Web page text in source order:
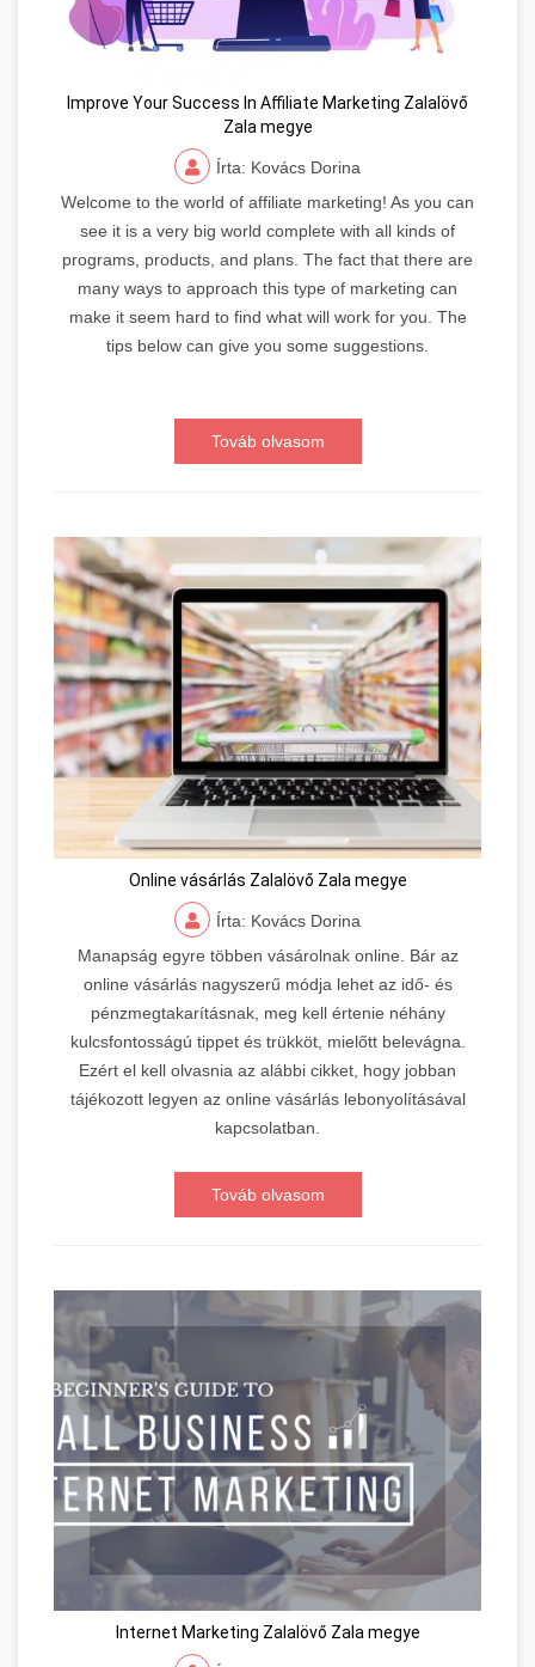
Improve Your Success In Affiliate Marketing Zalalövő
Zala megye
Írta: Kovács Dorina
Welcome to the world of affiliate marketing! As you can
see it is a very big world complete with all kinds of
programs, products, and plans. The fact that there are
many ways to approach this type of marketing can
make it seem hard to find what will work for you. The
tips below can give you some suggestions.
Továb olvasom
Online vásárlás Zalalövő Zala megye
Írta: Kovács Dorina
Manapság egyre többen vásárolnak online. Bár az
online vásárlás nagyszerű módja lehet az idő- és
pénzmegtakarításnak, meg kell értenie néhány
kulcsfontosságú tippet és trükköt, mielőtt belevágna.
Ezért el kell olvasnia az alábbi cikket, hogy jobban
tájékozott legyen az online vásárlás lebonyolításával
kapcsolatban.
Továb olvasom
Internet Marketing Zalalövő Zala megye